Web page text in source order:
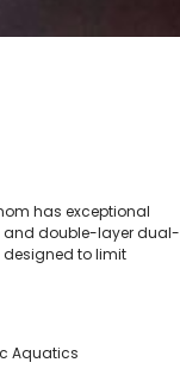
has exceptional
and double-layer dual-
designed to limit
Aquatics